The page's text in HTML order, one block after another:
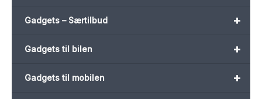
+
Gadgets – Særtilbud
+
Gadgets til bilen
+
Gadgets til mobilen